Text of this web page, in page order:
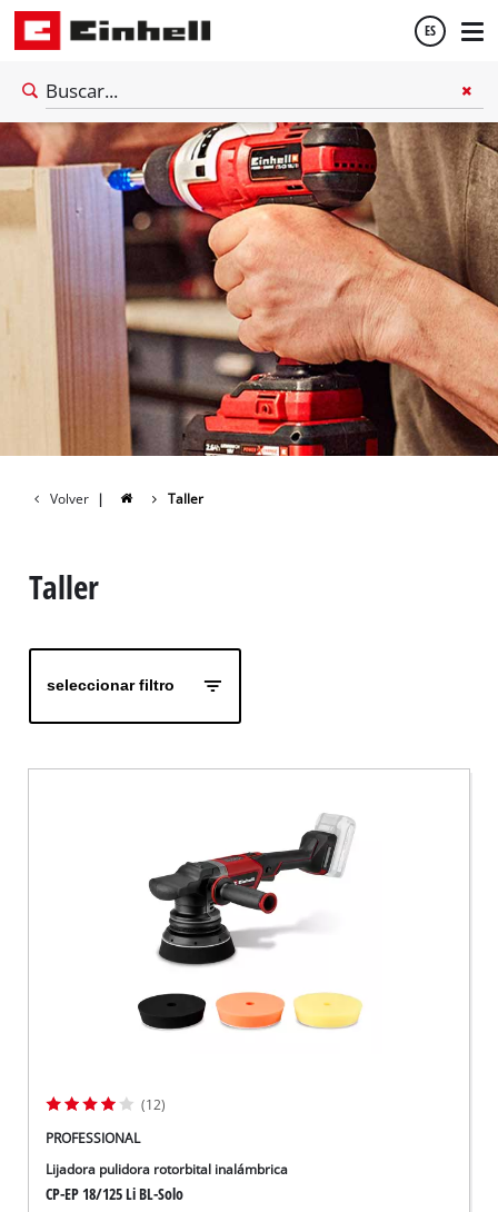
ES
Español
English
Volver | Taller
Taller
seleccionar filtro
(12)
PROFESSIONAL
Lijadora pulidora rotorbital inalámbrica
CP-EP 18/125 Li BL-Solo